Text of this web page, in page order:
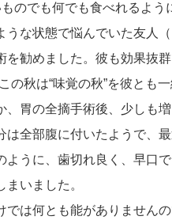
のでも何でも食べれるよう
な状態で悩んでいた友人
勧めました。彼も効果抜
秋は“味覚の秋”を彼とも一
胃の全摘手術後、少しも
全部腹に付いたようで、
うに、歯切れ良く、早口
いました。
は何とも能がありません